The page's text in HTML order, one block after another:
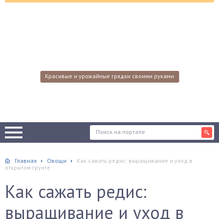
Красивые и урожайные грядки своими руками
Главная Овощи
Как сажать редис: выращивание и уход в
открытом грунте
Как сажать редис:
выращивание и уход в